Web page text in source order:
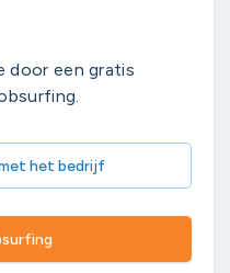
door een gratis
het bedrijf